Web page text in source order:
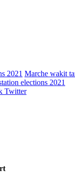
2021 Marche wakit
elections 2021
Twitter